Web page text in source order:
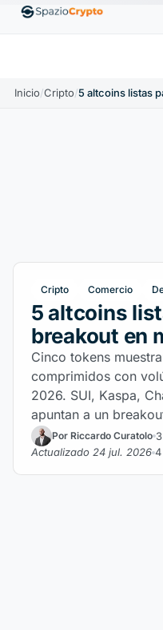
↑1.10% EthereumETH1880,58 US$
Inicio/Cripto/
Cripto Comercio
5 altcoins
breakout en
Cinco tokens
comprimidos con
2026. SUI, Kaspa,
apuntan a un
Por Riccardo Curatolo
Actualizado 24 jul. 2026